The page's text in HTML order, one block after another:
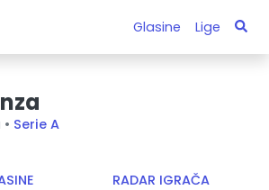
Glasine Lige
Serie A
RADAR IGRAČA